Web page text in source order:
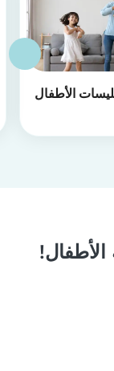
الأطفال
الأطفال!